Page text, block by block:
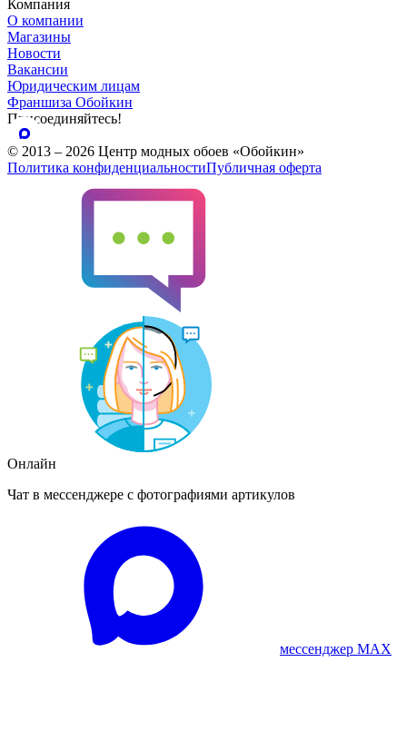
Компания
О компании
Магазины
Новости
Вакансии
Юридическим лицам
Франшиза Обойкин
Присоединяйтесь!
© 2013 – 2026 Центр модных обоев «Обойкин»
Политика конфиденциальностиПубличная оферта
Онлайн
Чат в мессенджере с фотографиями артикулов
мессенджер MAX